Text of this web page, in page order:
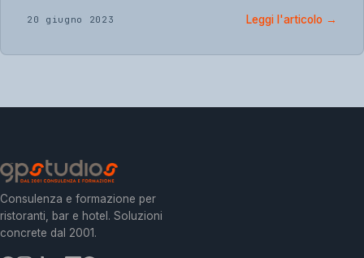
20 giugno 2023 Leggi l'articolo →
Consulenza e formazione per
ristoranti, bar e hotel. Soluzioni
concrete dal 2001.